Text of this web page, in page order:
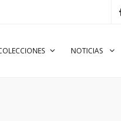
NOTICIAS